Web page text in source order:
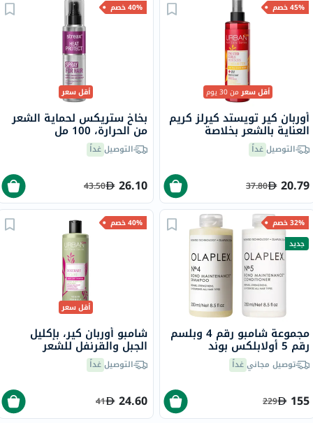
45% خصم
أقل سعرمن 30 يوم
أوربان كير تويستد كيرلز كريم
العناية بالشعر بخلاصة
الكركديه وزبدة الشيا، واقي
من الأشعة فوق البنفسجية،
التوصيلغداً
20.79
37.80
40% خصم
أقل سعر
بخاخ ستريكس لحماية الشعر
من الحرارة، 100 مل
التوصيلغداً
26.10
43.50
32% خصم
جديد
مجموعة شامبو رقم 4 وبلسم
رقم 5 أولابلكس بوند
مينتينانس - 250 مل
توصيل مجانيغداً
155
229
40% خصم
أقل سعر
شامبو أوربان كير، بإكليل
الجبل والقرنفل للشعر
الضعيف 350 مل
التوصيلغداً
24.60
41